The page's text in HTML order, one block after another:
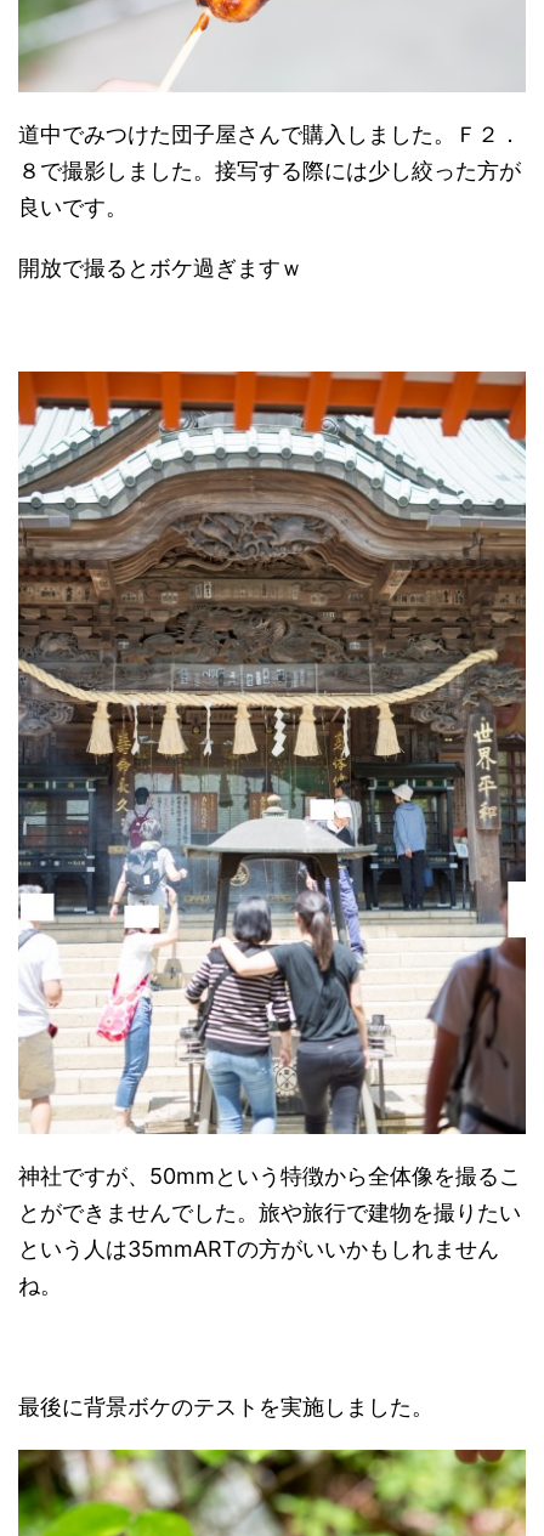
道中でみつけた団子屋さんで購入しました。Ｆ２．
８で撮影しました。接写する際には少し絞った方が
良いです。
開放で撮るとボケ過ぎますｗ
神社ですが、50mmという特徴から全体像を撮るこ
とができませんでした。旅や旅行で建物を撮りたい
という人は35mmARTの方がいいかもしれません
ね。
最後に背景ボケのテストを実施しました。